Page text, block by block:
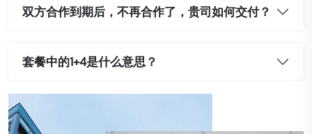
双方合作到期后，不再合作了，贵司如何交付？
套餐中的1+4是什么意思？